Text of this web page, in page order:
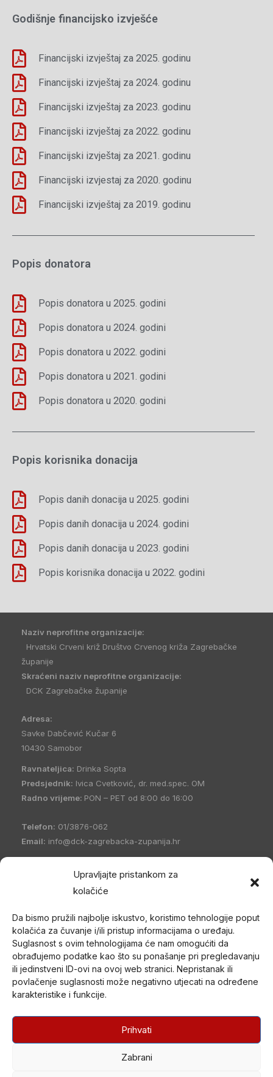
Upravljajte pristankom za
kolačiće
Da bismo pružili najbolje iskustvo, koristimo tehnologije poput
kolačića za čuvanje i/ili pristup informacijama o uređaju.
Suglasnost s ovim tehnologijama će nam omogućiti da
obrađujemo podatke kao što su ponašanje pri pregledavanju
ili jedinstveni ID-ovi na ovoj web stranici. Nepristanak ili
povlačenje suglasnosti može negativno utjecati na određene
karakteristike i funkcije.
Prihvati
Zabrani
Godišnje financijsko izvješće
Financijski izvještaj za 2025. godinu
Financijski izvještaj za 2024. godinu
Financijski izvještaj za 2023. godinu
Financijski izvještaj za 2022. godinu
Financijski izvještaj za 2021. godinu
Financijski izvjestaj za 2020. godinu
Financijski izvještaj za 2019. godinu
Popis donatora
Popis donatora u 2025. godini
Popis donatora u 2024. godini
Popis donatora u 2022. godini
Popis donatora u 2021. godini
Popis donatora u 2020. godini
Popis korisnika donacija
Popis danih donacija u 2025. godini
Popis danih donacija u 2024. godini
Popis danih donacija u 2023. godini
Popis korisnika donacija u 2022. godini
Naziv neprofitne organizacije:
Hrvatski Crveni križ Društvo Crvenog križa Zagrebačke
županije
Skraćeni naziv neprofitne organizacije:
DCK Zagrebačke županije
Adresa:
Savke Dabčević Kučar 6
10430 Samobor
Ravnateljica: Drinka Sopta
Predsjednik: Ivica Cvetković, dr. med.spec. OM
Radno vrijeme: PON – PET od 8:00 do 16:00
Telefon: 01/3876-062
Email: info@dck-zagrebacka-zupanija.hr
21096894110
HR5023600001101458235
županije(DCK Zagrebačke županije) osnovano je 1998. godine
u Zagrebu. Po organizacijskom ustrojstvu je zajednica udruga
Gradskih društava Crvenog križa (kao ustrojstvenih oblika –
članica) i jedan od ustrojstvenih oblika Hrvatskog Crvenog križa.
U svom radu promiče humanitarne ciljeve i provodi akcije od opće
koristi nepristrano i bez diskriminacije te djeluje na temelju misije i
polumjeseca.